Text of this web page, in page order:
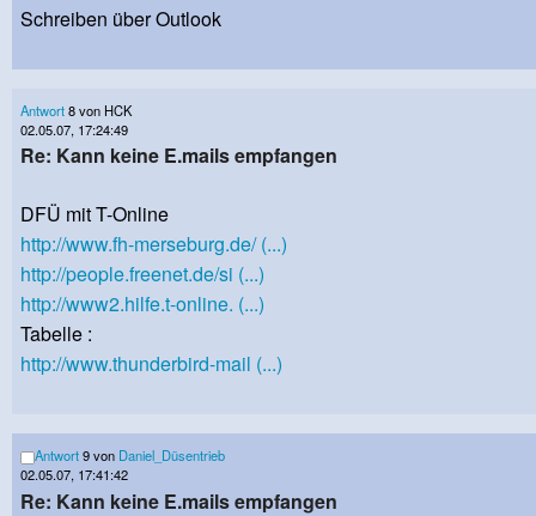
Schreiben über Outlook
Antwort8 von HCK
02.05.07, 17:24:49
Re: Kann keine E.mails empfangen
DFÜ mit T-Online
http://www.fh-merseburg.de/ (...)
http://people.freenet.de/si (...)
http://www2.hilfe.t-online. (...)
Tabelle :
http://www.thunderbird-mail (...)
Antwort9 von Daniel_Düsentrieb
02.05.07, 17:41:42
Re: Kann keine E.mails empfangen